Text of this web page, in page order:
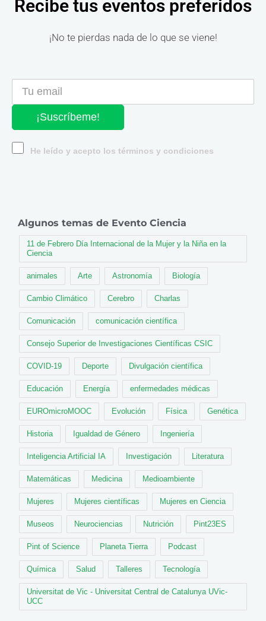
Recibe tus eventos preferidos
¡No te pierdas nada de lo que se viene!
¡Suscríbeme!
He leído y acepto los términos y condiciones
Algunos temas de Evento Ciencia
11 de Febrero Día Internacional de la Mujer y la Niña en la
Ciencia
animales Arte Astronomía Biología
Cambio Climático Cerebro Charlas
Comunicación comunicación científica
Consejo Superior de Investigaciones Científicas CSIC
COVID-19 Deporte Divulgación científica
Educación Energía enfermedades médicas
EUROmicroMOOC Evolución Física Genética
Historia Igualdad de Género Ingeniería
Inteligencia Artificial IA Investigación Literatura
Matemáticas Medicina Medioambiente
Mujeres Mujeres científicas Mujeres en Ciencia
Museos Neurociencias Nutrición Pint23ES
Pint of Science Planeta Tierra Podcast
Química Salud Talleres Tecnología
Universitat de Vic - Universitat Central de Catalunya UVic-
UCC